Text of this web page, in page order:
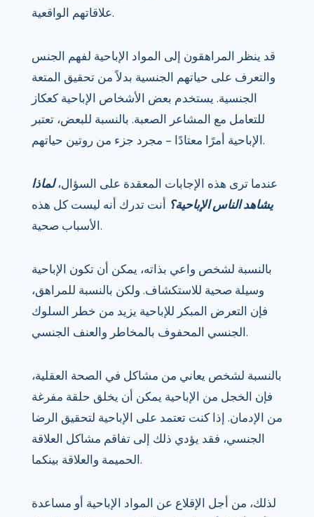
علاقاتهم الواقعية.
قد ينظر المراهقون إلى المواد الإباحية لفهم الجنس
والتعرف على حياتهم الجنسية بدلاً من تحقيق المتعة
الجنسية. يستخدم بعض الأشخاص الإباحية كعكاز
للتعامل مع المشاعر الصعبة. بالنسبة للبعض، تعتبر
الإباحية أمرًا معتادًا – مجرد جزء من روتين حياتهم.
عندما ترى هذه الإجابات المعقدة على السؤال،لماذا
يشاهد الناس الإباحية؟
أنت تدرك أنه ليست كل هذه
الأسباب صحية.
بالنسبة لشخص واعي بذاته، يمكن أن تكون الإباحية
وسيلة صحية للاستكشاف. ولكن بالنسبة للمراهق،
فإن التعرض المبكر للإباحية يزيد من خطر السلوك
الجنسي المحفوف بالمخاطر والعنف الجنسي.
بالنسبة لشخص يعاني من مشاكل في الصحة العقلية،
فإن الخجل من الإباحية يمكن أن يخلق حلقة مفرغة
من الإدمان. إذا كنت تعتمد على الإباحية لتحقيق الرضا
الجنسي، فقد يؤدي ذلك إلى تفاقم مشاكل العلاقة
الحميمة والعلاقة بينكما.
لذلك، من أجل الإقلاع عن المواد الإباحية أو مساعدة